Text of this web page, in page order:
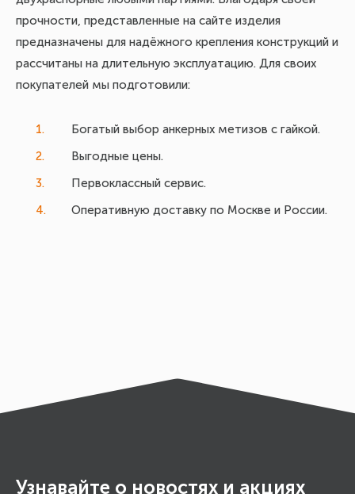
прочности, представленные на сайте изделия
предназначены для надёжного крепления конструкций и
рассчитаны на длительную эксплуатацию. Для своих
покупателей мы подготовили:
Богатый выбор анкерных метизов с гайкой.
Выгодные цены.
Первоклассный сервис.
Оперативную доставку по Москве и России.
Узнавайте о новостях и акциях